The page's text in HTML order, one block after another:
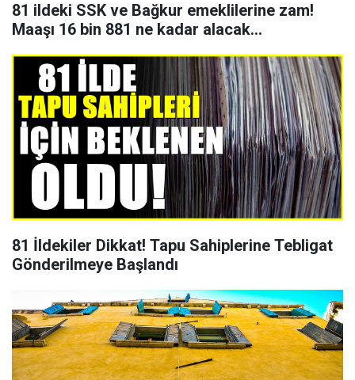
81 ildeki SSK ve Bağkur emeklilerine zam!
Maaşı 16 bin 881 ne kadar alacak...
81 İldekiler Dikkat! Tapu Sahiplerine Tebligat
Gönderilmeye Başlandı